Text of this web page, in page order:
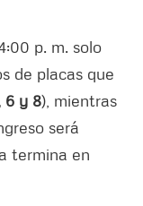
p. m. solo
de placas que
6 y 8), mientras
será
termina en